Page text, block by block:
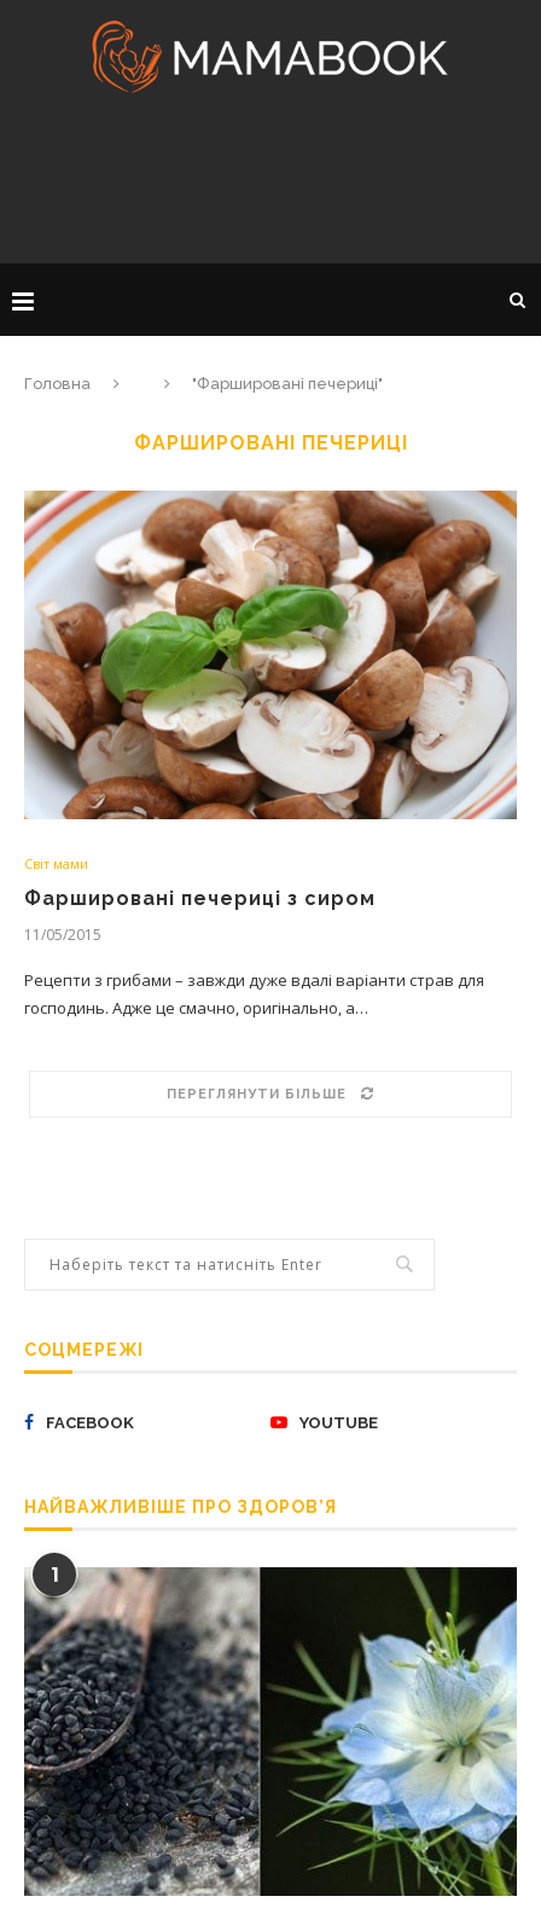
Головна "Фаршировані печериці"
ФАРШИРОВАНІ ПЕЧЕРИЦІ
Світ мами
Фаршировані печериці з сиром
11/05/2015
Рецепти з грибами – завжди дуже вдалі варіанти страв для
господинь. Адже це смачно, оригінально, а…
ПЕРЕГЛЯНУТИ БІЛЬШЕ
СОЦМЕРЕЖІ
FACEBOOK YOUTUBE
НАЙВАЖЛИВІШЕ ПРО ЗДОРОВ’Я
1